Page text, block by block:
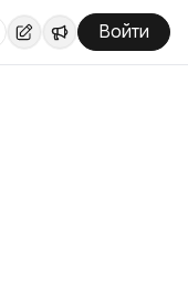
Войти